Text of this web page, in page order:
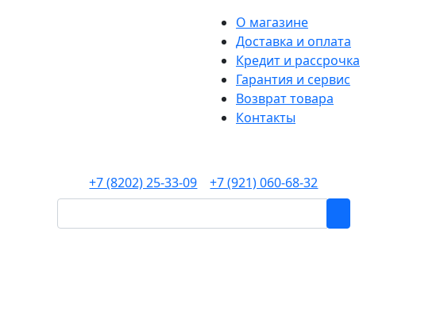
О магазине
Доставка и оплата
Кредит и рассрочка
Гарантия и сервис
Возврат товара
Контакты
+7 (8202) 25-33-09 +7 (921) 060-68-32